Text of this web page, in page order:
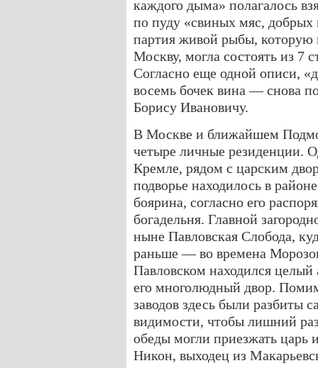
каждого дыма» полагалось
по пуду «свиных мяс, добрых
партия живой рыбы, которую
Москву, могла состоять из 7
Согласно еще одной описи,
восемь бочек вина — снова
Борису Ивановичу.
В Москве и ближайшем
четыре личные резиденции.
Кремле, рядом с царским
подворье находилось в
боярина, согласно его
богадельня. Главной
ныне Павловская Слобода,
раньше — во времена
Павловском находился
его многолюдный двор.
заводов здесь были разбиты
видимости, чтобы лишний
обеды могли приезжать царь
Никон, выходец из